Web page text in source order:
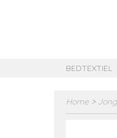
BEDTEXTIEL
Home >